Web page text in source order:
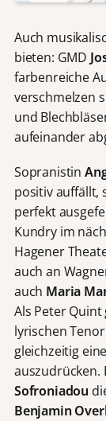
Auch
bieten: GMD
farbenreiche
verschmelzen
und
aufeinander
Sopranistin
positiv auffällt,
perfekt
Kundry im
Hagener
auch an
auch Maria
Als Peter Quint
lyrischen
gleichzeitig
auszudrücken.
Sofroniadou
Benjamin